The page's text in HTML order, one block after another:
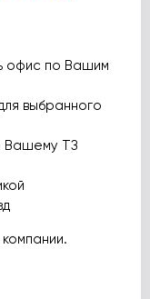
офис по Вашим
выбранного
Вашему ТЗ